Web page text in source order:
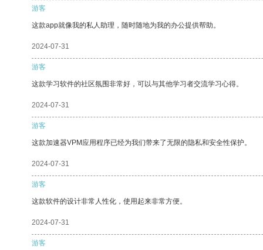
游客
这款app就像我的私人助理，随时随地为我的办公提供帮助。
2024-07-31
游客
这款学习软件的社区氛围非常好，可以与其他学习者交流学习心得。
2024-07-31
游客
这款加速器VPM应用程序已经为我们带来了无限的隐私和安全性保护。
2024-07-31
游客
这款软件的设计非常人性化，使用起来非常方便。
2024-07-31
游客